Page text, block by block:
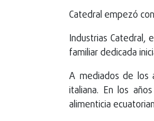
Catedral empezó
Industrias Catedral,
familiar dedicada
A mediados de los
italiana. En los
alimenticia